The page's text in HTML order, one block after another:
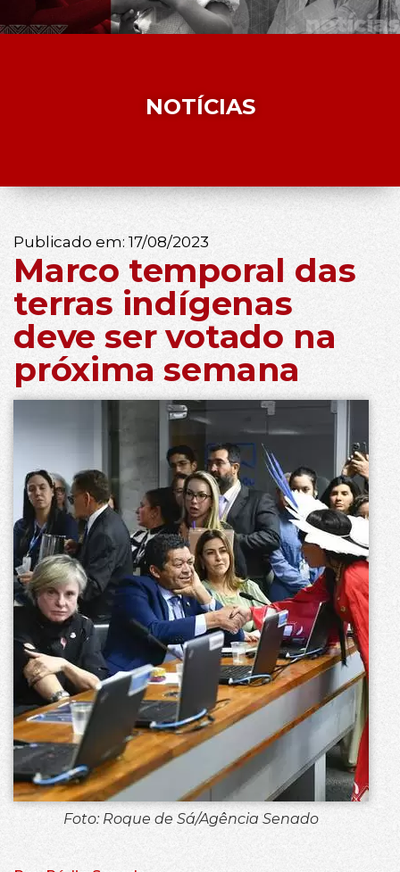
NOTÍCIAS
Publicado em: 17/08/2023
Marco temporal das
terras indígenas
deve ser votado na
próxima semana
Foto: Roque de Sá/Agência Senado